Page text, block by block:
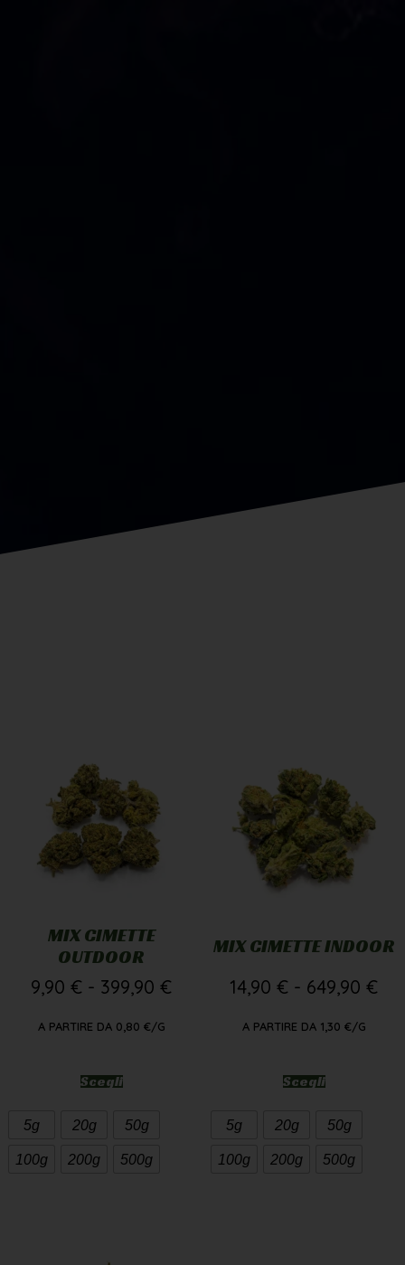
9,90€ - 399,90
A PARTIRE DA0,80€/G
20g
100g 200g 500g
14,90€ - 649,90€
A PARTIRE DA1,30€/G
20g
100g 200g 500g